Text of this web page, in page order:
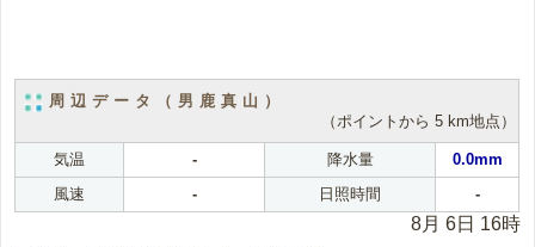
周辺データ（男鹿真山）
（ポイントから 5 km地点）
気温 - 降水量
0.0mm
風速
- 日照時間 -
8月 6日 16時